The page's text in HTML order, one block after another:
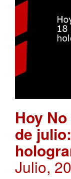
Hoy
de
Julio,